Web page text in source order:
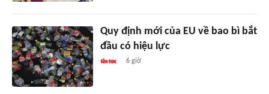
Quy định mới của EU về bao bì bắt
đầu có hiệu lực
6 giờ